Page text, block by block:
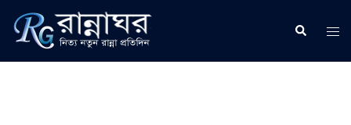
content
Search